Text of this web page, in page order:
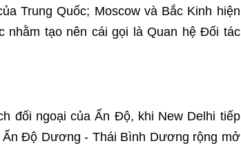
Trung Quốc; Moscow và Bắc Kinh hiện
nhằm tạo nên cái gọi là Quan hệ Đối tác
đối ngoại của Ấn Độ, khi New Delhi tiếp
Độ Dương - Thái Bình Dương rộng mở